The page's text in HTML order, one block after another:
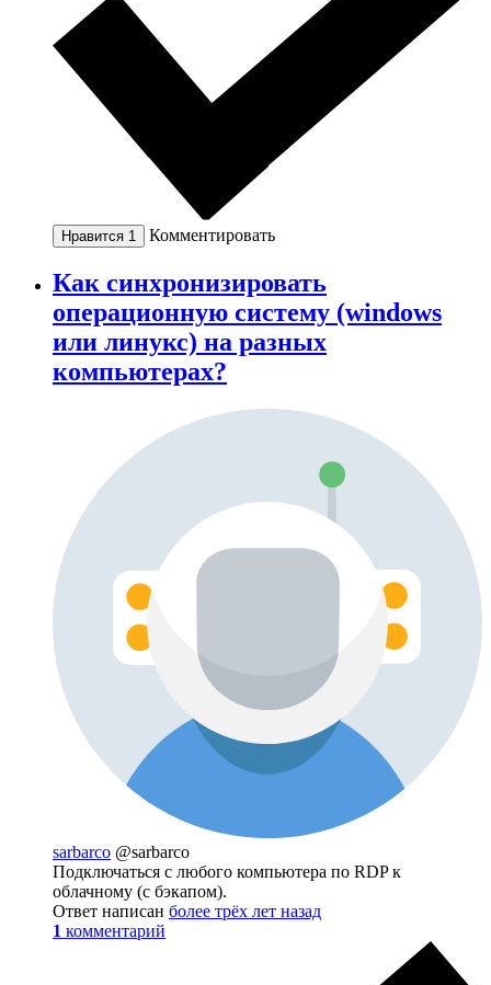
Нравится 1 Комментировать
Как синхронизировать
операционную систему (windows
или линукс) на разных
компьютерах?
sarbarco @sarbarco
Подключаться с любого компьютера по RDP к
облачному (с бэкапом).
Ответ написан более трёх лет назад
1 комментарий